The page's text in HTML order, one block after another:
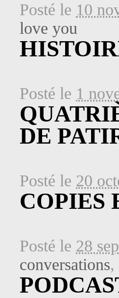
Posté le 10
love you
Posté le 1
DE
Posté le 20
COPIES
Posté le 28
conversations,